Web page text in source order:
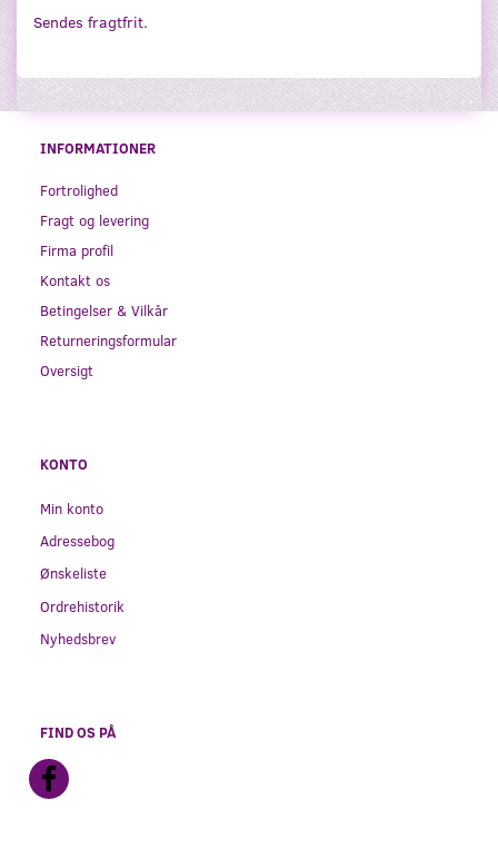
Sendes fragtfrit.
INFORMATIONER
Fortrolighed
Fragt og levering
Firma profil
Kontakt os
Betingelser & Vilkår
Returneringsformular
Oversigt
KONTO
Min konto
Adressebog
Ønskeliste
Ordrehistorik
Nyhedsbrev
FIND OS PÅ